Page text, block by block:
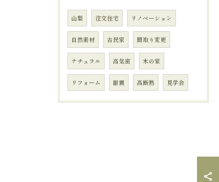
山梨 注文住宅 リノベーション
自然素材 古民家 間取り変更
ナチュラル 高気密 木の家
リフォーム 耐震 高断熱 見学会